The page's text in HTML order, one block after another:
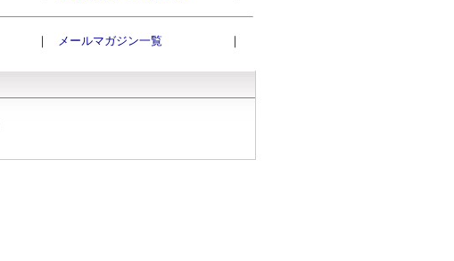
｜ メールマガジン一覧 ｜